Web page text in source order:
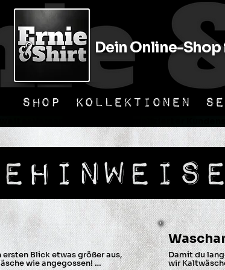
Dein Online-
SHOP KOLLEKTIONEN
Versand                📞 Unkomplizierter
Blick etwas größer aus,
wie angegossen!
Damit du
wir